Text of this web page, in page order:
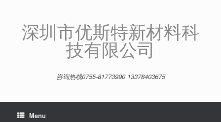
深圳市优斯特新材料科
技有限公司
咨询热线0755-81773990 13378403675
Menu